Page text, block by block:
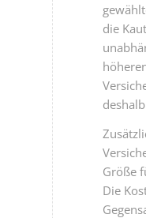
die
Größe
Die